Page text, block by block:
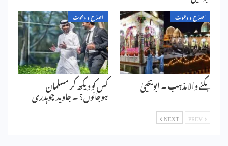
اصلاح و دعوت
بکنے والا مذہب ۔ ابویحییٰ
اصلاح و دعوت
کس کو دیکھ کر مسلمان
ہوجائوں؟ ۔ جاوید چوہدری
NEXT